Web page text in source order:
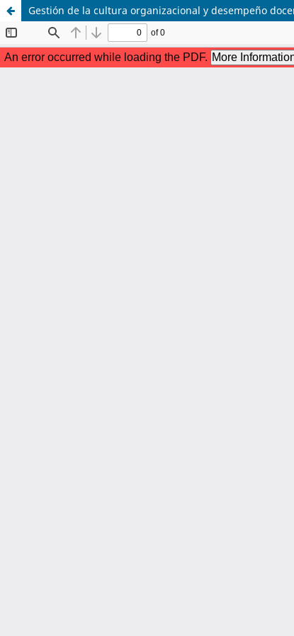
Gestión de la cultura organizacional y desempeño